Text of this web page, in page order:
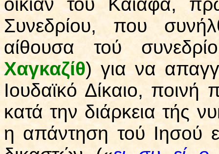
Συνεδρίου, που
αίθουσα τού
Χαγκαζίθ) για να
Ιουδαϊκό Δίκαιο, ποινή
κατά την διάρκεια τής
η απάντηση τού Ιησού